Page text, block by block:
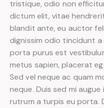
tristique, odio non
dictum elit, vitae
blandit ante, eu auctor
dignissim odio tincidunt a
porta purus est
metus sapien, placerat
Sed vel neque ac quam
neque. Duis sed mi
rutrum a turpis eu porta.